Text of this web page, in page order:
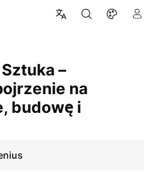
–
na
budowę i